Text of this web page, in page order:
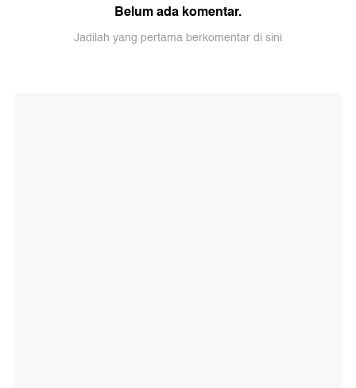
Belum ada komentar.
Jadilah yang pertama berkomentar di sini